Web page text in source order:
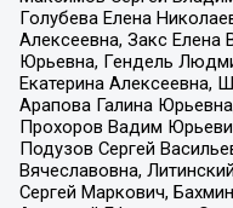
Голубева Елена
Алексеевна, Закс Елена
Юрьевна, Гендель
Екатерина Алексеевна,
Арапова Галина
Прохоров Вадим
Подузов Сергей
Вячеславовна,
Сергей Маркович,